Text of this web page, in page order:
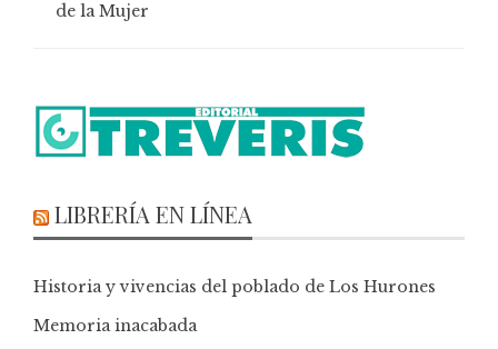
de la Mujer
LIBRERÍA EN LÍNEA
Historia y vivencias del poblado de Los Hurones
Memoria inacabada